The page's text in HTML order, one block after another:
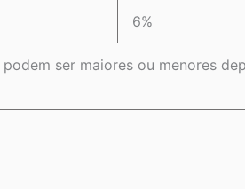
6%
ser maiores ou menores